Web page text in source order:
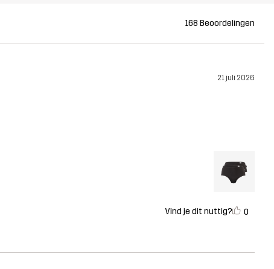
168 Beoordelingen
21 juli 2026
Vind je dit nuttig? 0